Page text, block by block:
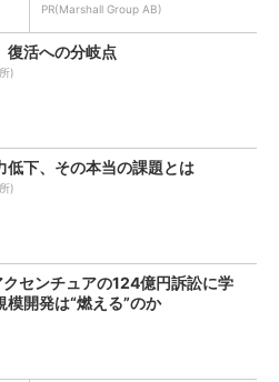
PR(Marshall Group AB)
復活への分岐点
)
低下、その本当の課題とは
)
センチュアの124億円訴訟に学
模開発は“燃える”のか